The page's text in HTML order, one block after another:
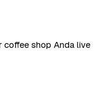
coffee shop Anda live